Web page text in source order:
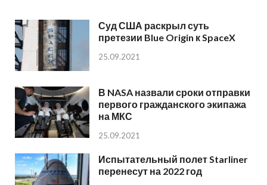
Суд США раскрыл суть
претезии Blue Origin к SpaceX
25.09.2021
В NASA назвали сроки отправки
первого гражданского экипажа
на МКС
25.09.2021
Испытательный полет Starliner
перенесут на 2022 год